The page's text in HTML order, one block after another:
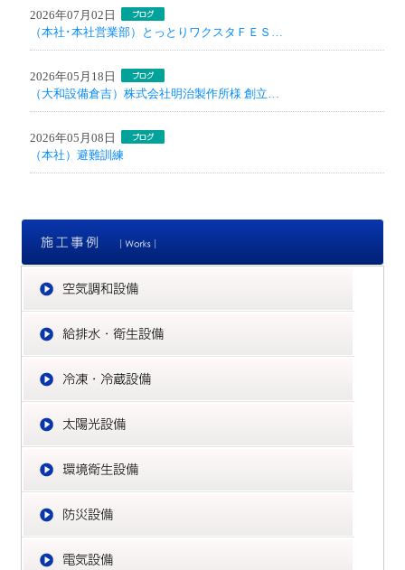
2026年07月02日
（本社･本社営業部）とっとりワクスタＦＥＳ…
2026年05月18日
（大和設備倉吉）株式会社明治製作所様 創立…
2026年05月08日
（本社）避難訓練